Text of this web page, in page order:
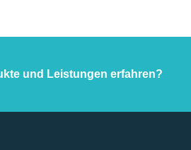
und Leistungen erfahren?